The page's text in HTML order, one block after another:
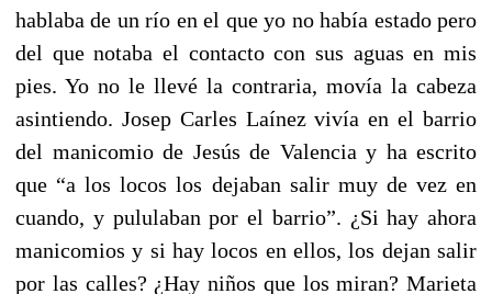
hablaba de un río en el que yo no había estado pero
del que notaba el contacto con sus aguas en mis
pies. Yo no le llevé la contraria, movía la cabeza
asintiendo. Josep Carles Laínez vivía en el barrio
del manicomio de Jesús de Valencia y ha escrito
que “a los locos los dejaban salir muy de vez en
cuando, y pululaban por el barrio”. ¿Si hay ahora
manicomios y si hay locos en ellos, los dejan salir
por las calles? ¿Hay niños que los miran? Marieta